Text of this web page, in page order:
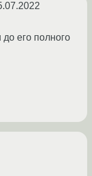
его полного